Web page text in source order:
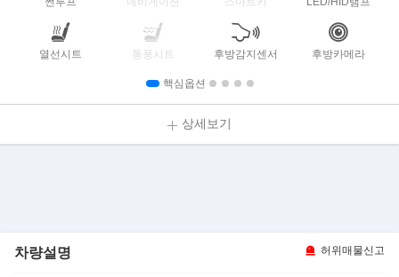
열선시트 통풍시트 후방감지센서 후방카메라
핵심옵션
상세보기
차량설명 허위매물신고